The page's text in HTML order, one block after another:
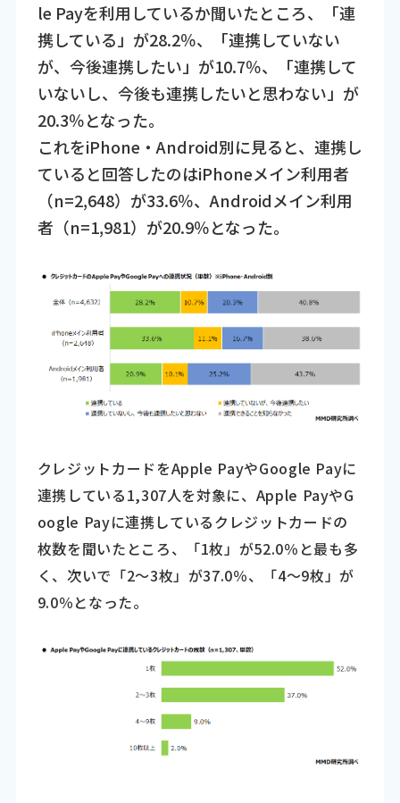
le Payを利用しているか聞いたところ、「連
携している」が28.2％、「連携していない
が、今後連携したい」が10.7％、「連携して
いないし、今後も連携したいと思わない」が
20.3％となった。
これをiPhone・Android別に見ると、連携し
ていると回答したのはiPhoneメイン利用者
（n=2,648）が33.6％、Androidメイン利用
者（n=1,981）が20.9％となった。
クレジットカードをApple PayやGoogle Payに
連携している1,307人を対象に、Apple PayやG
oogle Payに連携しているクレジットカードの
枚数を聞いたところ、「1枚」が52.0％と最も多
く、次いで「2～3枚」が37.0％、「4～9枚」が
9.0％となった。